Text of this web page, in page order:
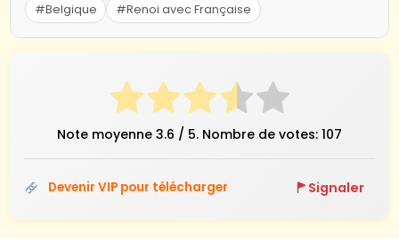
#Belgique #Renoi avec Française
Note moyenne 3.6 / 5. Nombre de votes: 107
Devenir VIP pour télécharger Signaler